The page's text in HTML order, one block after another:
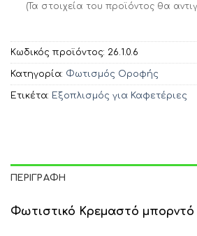
(Τα στοιχεία του προϊόντος θα
Κωδικός προϊόντος: 26.1.0.6
Κατηγορία: Φωτισμός Οροφής
Ετικέτα: Εξοπλισμός για Καφετέριες
ΠΕΡΙΓΡΑΦΉ
Φωτιστικό Κρεμαστό μπορντό